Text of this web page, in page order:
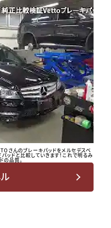
さんのブレーキパッドをメルセデスベ
ッドと比較していきます！これで明るみ
の品質。